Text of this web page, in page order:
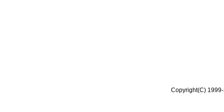
Copyright(C)